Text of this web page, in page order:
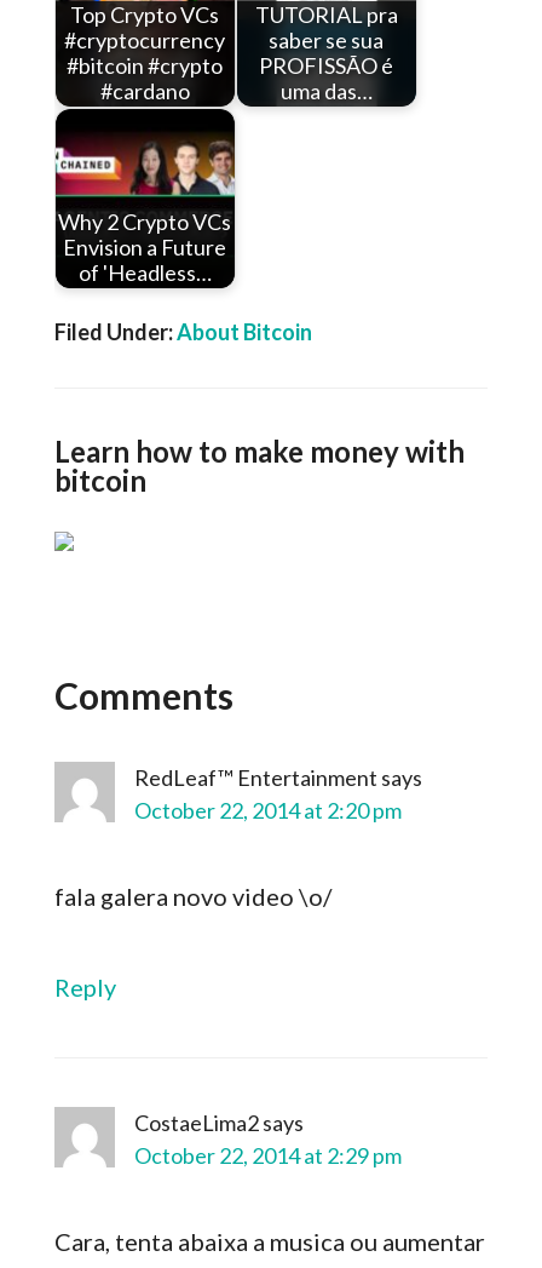
Top Crypto VCs
#cryptocurrency
#bitcoin #crypto
#cardano
TUTORIAL pra
saber se sua
PROFISSÃO é
uma das…
Why 2 Crypto VCs
Envision a Future
of 'Headless…
Filed Under:About Bitcoin
Learn how to make money with
bitcoin
Comments
RedLeaf™ Entertainment says
October 22, 2014 at 2:20 pm
fala galera novo video \o/
Reply
CostaeLima2says
October 22, 2014 at 2:29 pm
Cara, tenta abaixa a musica ou aumentar